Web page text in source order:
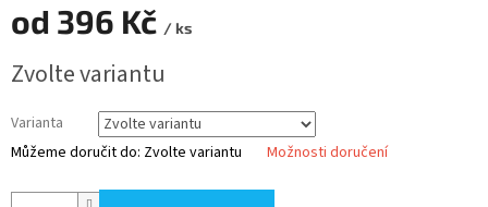
od 396 Kč / ks
cena:
Zvolte variantu
Varianta
Můžeme doručit do: Zvolte variantu Možnosti doručení